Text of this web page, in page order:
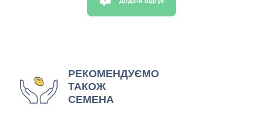
РЕКОМЕНДУЄМО
ТАКОЖ
СЕМЕНА